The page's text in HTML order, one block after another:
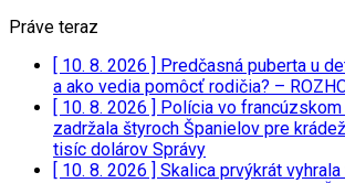
Práve teraz
[ 10. 8. 2026 ] Predčasná puberta u
a ako vedia pomôcť rodičia? –
[ 10. 8. 2026 ] Polícia vo
zadržala štyroch Španielov pre
tisíc dolárov Správy
[ 10. 8. 2026 ] Skalica prvýkrát